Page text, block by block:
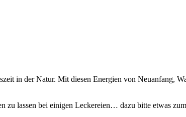
in der Natur. Mit diesen Energien von Neuanfang,
zu lassen bei einigen Leckereien… dazu bitte etwas